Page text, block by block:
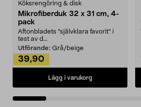
Köksrengöring & disk
Mikrofiberduk 32 x 31 cm, 4-
pack
Aftonbladets "självklara favorit” i
test av d...
Utförande: Grå/beige
39,90
Lägg i varukorg